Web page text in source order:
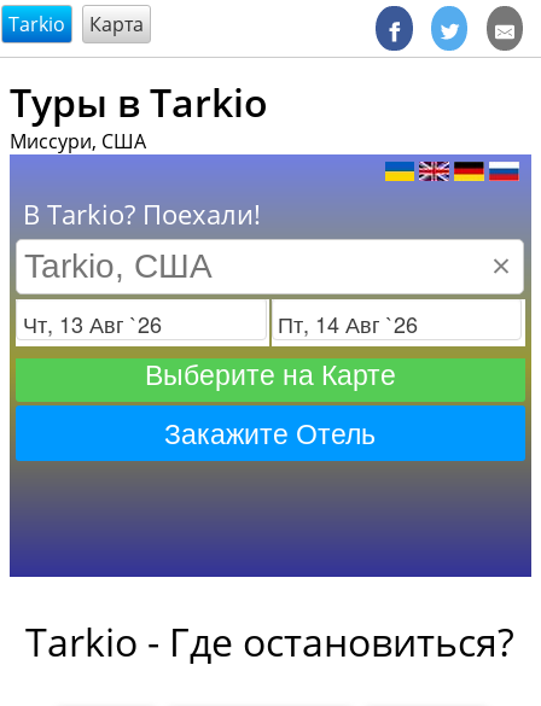
@endsectiom
Tarkio Карта
Туры в Tarkio
Миссури, США
В Tarkio? Поехали!
×
Заезд
Выберите на Карте
Закажите Отель
Tarkio - Где остановиться?